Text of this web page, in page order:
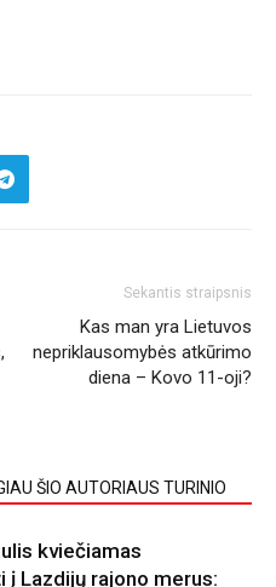
Sekantis straipsnis
Kas man yra Lietuvos
nepriklausomybės atkūrimo
diena – Kovo 11-oji?
ŠIO AUTORIAUS TURINIO
kviečiamas
į Lazdijų rajono merus: